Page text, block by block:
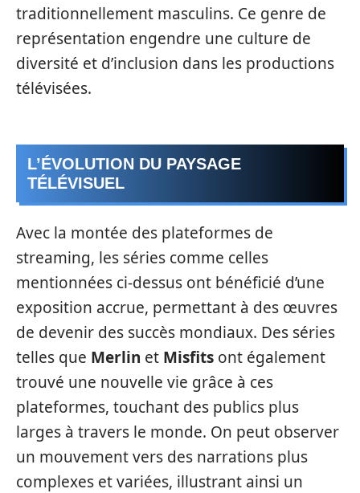
traditionnellement masculins. Ce genre de
représentation engendre une culture de
diversité et d’inclusion dans les productions
télévisées.
L’ÉVOLUTION DU PAYSAGE
TÉLÉVISUEL
Avec la montée des plateformes de
streaming, les séries comme celles
mentionnées ci-dessus ont bénéficié d’une
exposition accrue, permettant à des œuvres
de devenir des succès mondiaux. Des séries
telles que Merlin et Misfits ont également
trouvé une nouvelle vie grâce à ces
plateformes, touchant des publics plus
larges à travers le monde. On peut observer
un mouvement vers des narrations plus
complexes et variées, illustrant ainsi un